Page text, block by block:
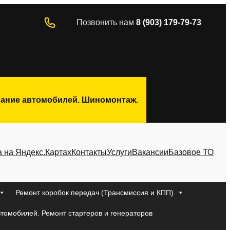
Позвонить нам 8 (903) 179-79-73
автомобилей. Шиномонтаж.
на Яндекс.КартахКонтактыУслугиВакансииБазовое ТО
Ремонт коробок передач (Трансмиссия и КПП)
Ремонт стартеров и генераторов